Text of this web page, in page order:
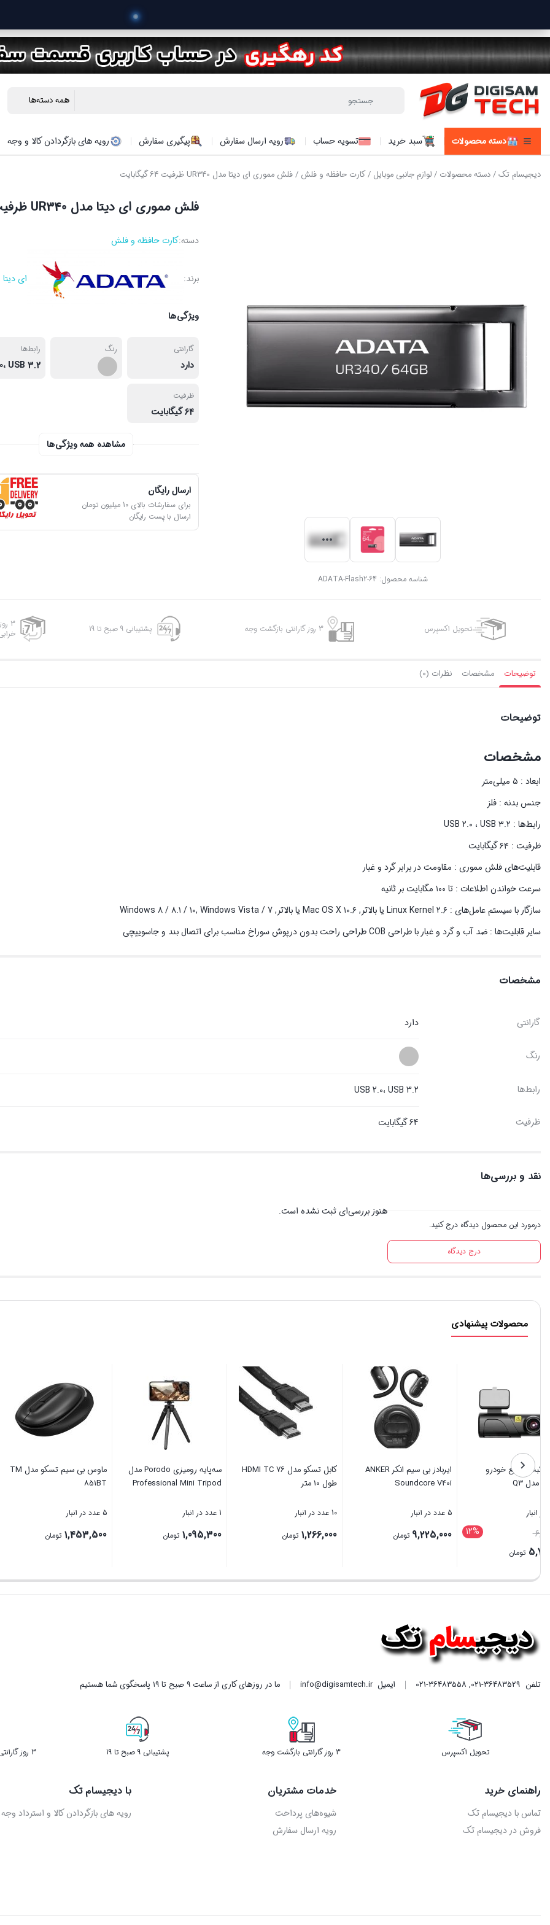
دسته محصولات سبد خرید تسویه حساب رویه ارسال سفارش پیگیری سفارش رویه های بازگردادن کالا و وجه
دیجیسام تک/دسته محصولات /لوازم جانبی موبایل /کارت حافظه و فلش / فلش مموری ای دیتا مدل UR340 ظرفیت 64 گیگابایت
شناسه محصول:ADATA-Flash2-64
فلش مموری ای دیتا مدل UR340 ظرفیت 64 گیگابایت
دسته:کارت حافظه و فلش
برند: ای دیتا
ویژگی‌ها
گارانتی
دارد
رنگ رابط‌ها
ظرفیت
64 گیگابایت
مشاهده همه ویژگی‌ها
ارسال رایگان
برای سفارشات بالای 10 میلیون تومان
ارسال با پست رایگان
تحویل اکسپرس 3 روز گارانتی بازگشت وجه پشتیبانی 9 صبح تا 19
3
توضیحات مشخصات نظرات (0)
توضیحات
مشخصات
ابعاد : ۵ میلی‌متر
جنس بدنه : فلز
رابط‌ها : USB ۲.۰ ، USB ۳.۲
ظرفیت : ۶۴ گیگابایت
قابلیت‌های فلش مموری : مقاومت در برابر گرد و غبار
سرعت خواندن اطلاعات : تا ۱۰۰ مگابایت بر ثانیه
سازگار با سیستم‌ عامل‌های : Linux Kernel ۲.۶ یا بالاتر, Mac OS X ۱۰.۶ یا بالاتر, Windows ۸ / ۸.۱ / ۱۰, Windows Vista / ۷
سایر قابلیت‌ها : ضد آب و گرد و غبار با طراحی COB طراحی راحت بدون درپوش سوراخ مناسب برای اتصال بند و جاسوییچی
مشخصات
گارانتی دارد
رنگ
رابط‌ها USB 2.0، USB 3.2
ظرفیت 64 گیگابایت
نقد و بررسی‌ها
درمورد این محصول دیدگاه درج کنید.
درج دیدگاه
هنوز بررسی‌ای ثبت نشده است.
محصولات پیشنهادی
دوربین ثبت وقایع خودرو
استیلاک مدل Q3
5 عدد در انبار
12% 6,500,000
قیمت
بود.
5,700,000
بستن
ایربادز بی سیم انکر ANKER
Soundcore V40i
5 عدد در انبار
9,225,000
بستن
کابل تسکو مدل HDMI TC 76
طول 10 متر
10 عدد در انبار
1,266,000
بستن
سه‌پایه رومیزی Porodo مدل
Professional Mini Tripod
1 عدد در انبار
1,095,300
بستن
5 عدد در انبار
1,453,500
بستن
خرید محصول
تلفن 021-36483529
,
021-36483558 ایمیلinfo@digisamtech.ir ما در روزهای کاری از ساعت ۹ صبح تا ۱۹ پاسخگوی شما هستیم
تحویل اکسپرس 3 روز گارانتی بازگشت وجه پشتیبانی 9 صبح تا 19 3 روز گارانتی بازگشت کالا در صورت خرابی
راهنمای خرید
تماس با دیجیسام تک
فروش در دیجیسام تک
خدمات مشتریان
شیوه‌های پرداخت
رویه ارسال سفارش
با دیجیسام تک
رویه های بازگردادن کالا و استرداد وجه